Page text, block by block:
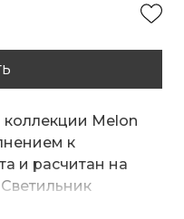
коллекции Melon
к
и расчитан на